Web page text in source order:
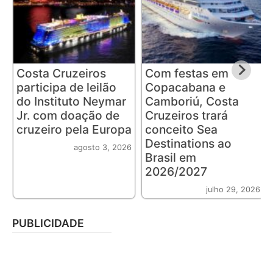
Costa Cruzeiros
participa de leilão
do Instituto Neymar
Jr. com doação de
cruzeiro pela Europa
agosto 3, 2026
Com festas em
Copacabana e
Camboriú, Costa
Cruzeiros trará
conceito Sea
Destinations ao
Brasil em
2026/2027
julho 29, 2026
PUBLICIDADE